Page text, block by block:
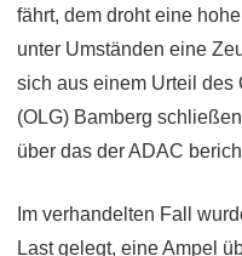
fährt, dem droht eine
unter Umständen eine
sich aus einem Urteil des
(OLG) Bamberg
über das der ADAC
Im verhandelten Fall
Last gelegt, eine Ampel